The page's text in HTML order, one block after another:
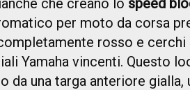
per moto da corsa
rosso e
Yamaha vincenti. Questo
da una targa anteriore gialla,